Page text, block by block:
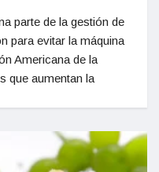
parte de la gestión de
para evitar la máquina
Americana de la
que aumentan la